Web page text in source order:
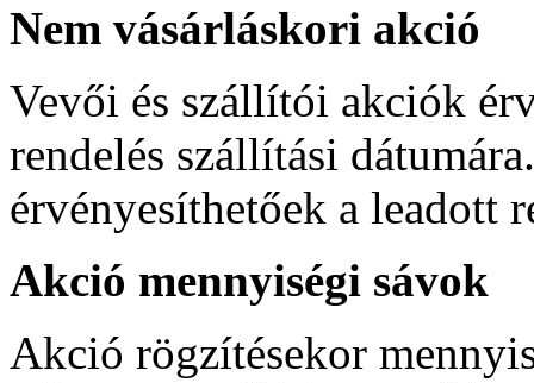
Nem vásárláskori akció
Vevői és szállítói akciók
rendelés szállítási
érvényesíthetőek a leadott
Akció mennyiségi sávok
Akció rögzítésekor